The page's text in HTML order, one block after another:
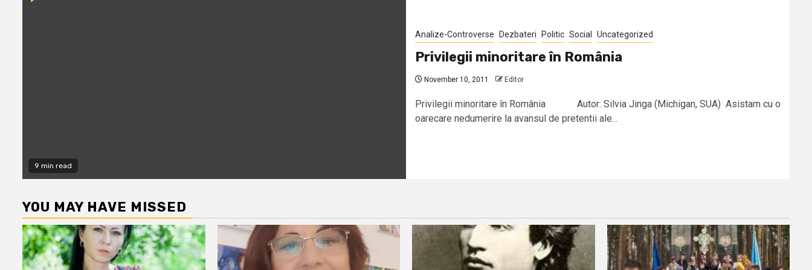
9 min read
Analize-Controverse Dezbateri Politic Social Uncategorized
Privilegii minoritare în România
November 10, 2011 Editor
Privilegii minoritare în România Autor: Silvia Jinga (Michigan, SUA) Asistam cu o
oarecare nedumerire la avansul de pretentii ale...
YOU MAY HAVE MISSED